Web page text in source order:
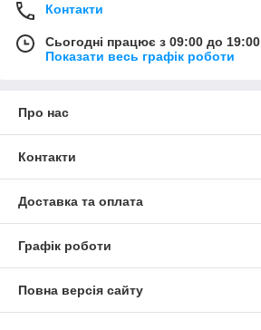
Контакти
Сьогодні працює з 09:00 до 19:00
Показати весь графік роботи
Про нас
Контакти
Доставка та оплата
Графік роботи
Повна версія сайту